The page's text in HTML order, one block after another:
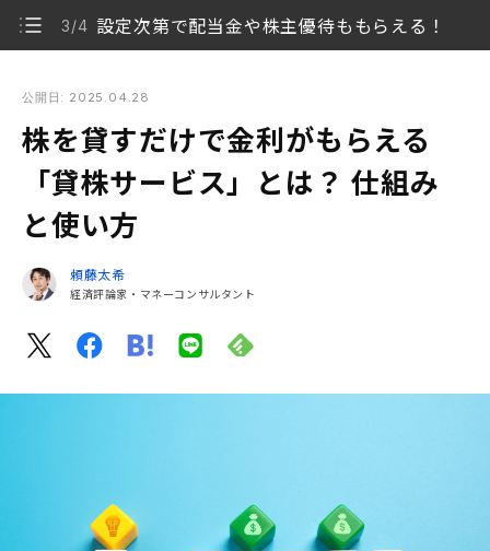
3/4 設定次第で配当金や株主優待ももらえる！
と使い方
1/4 そもそも貸株とは？
貸株金利はいくらもらえる？
4/4 貸株はどう使うのがおすすめ？
公開日: 2025.04.28
株を貸すだけで金利がもらえる
「貸株サービス」とは？ 仕組み
と使い方
頼藤太希
経済評論家・マネーコンサルタント